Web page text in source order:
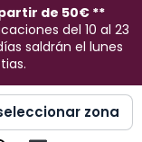
de 50€ **
del 10 al 23
saldrán el lunes
zona